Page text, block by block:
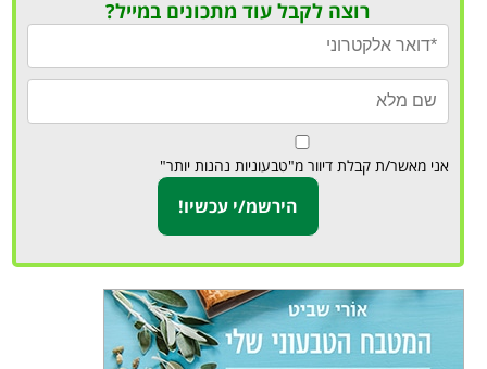
רוצה לקבל עוד מתכונים במייל?
אני מאשר/ת קבלת דיוור מ"טבעוניות נהנות יותר"